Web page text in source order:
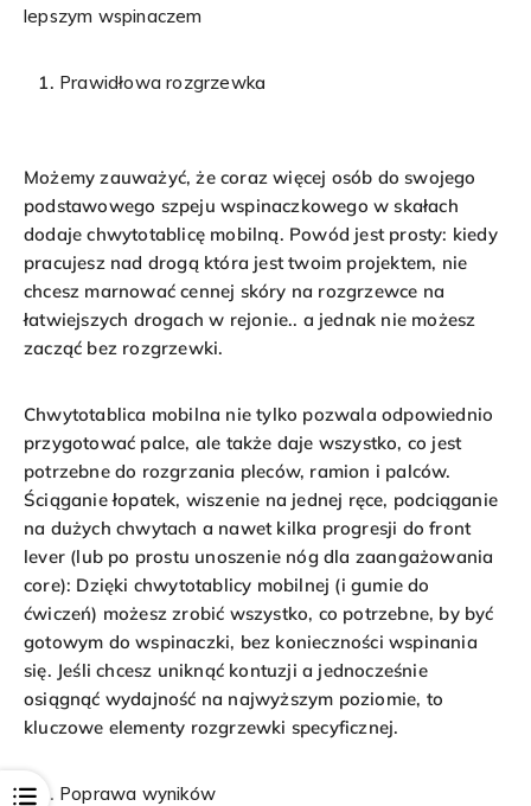
Open
lepszym wspinaczem
Prawidłowa rozgrzewka
Możemy zauważyć, że coraz więcej osób do swojego
podstawowego szpeju wspinaczkowego w skałach
dodaje chwytotablicę mobilną. Powód jest prosty: kiedy
pracujesz nad drogą która jest twoim projektem, nie
chcesz marnować cennej skóry na rozgrzewce na
łatwiejszych drogach w rejonie.. a jednak nie możesz
zacząć bez rozgrzewki.
Chwytotablica mobilna nie tylko pozwala odpowiednio
przygotować palce, ale także daje wszystko, co jest
potrzebne do rozgrzania pleców, ramion i palców.
Ściąganie łopatek, wiszenie na jednej ręce, podciąganie
na dużych chwytach a nawet kilka progresji do front
lever (lub po prostu unoszenie nóg dla zaangażowania
core): Dzięki chwytotablicy mobilnej (i gumie do
ćwiczeń) możesz zrobić wszystko, co potrzebne, by być
gotowym do wspinaczki, bez konieczności wspinania
się. Jeśli chcesz uniknąć kontuzji a jednocześnie
osiągnąć wydajność na najwyższym poziomie, to
kluczowe elementy rozgrzewki specyficznej.
Poprawa wyników